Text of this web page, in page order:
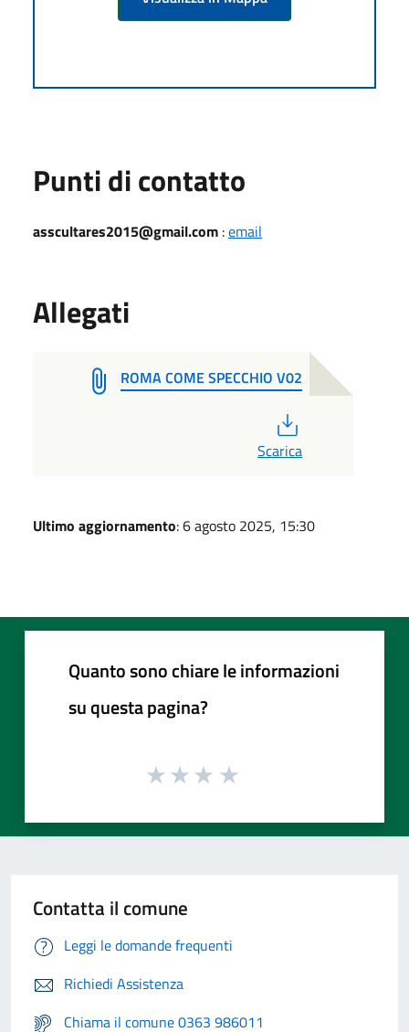
Punti di contatto
asscultares2015@gmail.com :email
Allegati
ROMA COME SPECCHIO V02
Scarica
Ultimo aggiornamento: 6 agosto 2025, 15:30
Quanto sono chiare le informazioni
su questa pagina?
Contatta il comune
Leggi le domande frequenti
Richiedi Assistenza
Chiama il comune 0363 986011